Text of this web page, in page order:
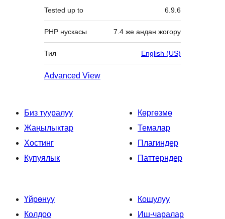
Tested up to 6.9.6
PHP нускасы 7.4 же андан жогору
Тил English (US)
Advanced View
Биз тууралуу
Жаңылыктар
Хостинг
Купуялык
Көргөзмө
Темалар
Плагиндер
Паттерндер
Үйрөнүү
Колдоо
Кошулуу
Иш-чаралар